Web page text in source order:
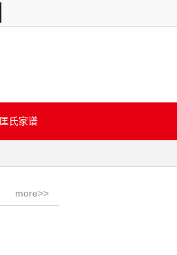
匡氏家谱
more>>